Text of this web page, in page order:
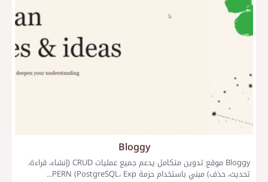
Bloggy
Bloggy موقع تدوين متكامل يدعم جميع عمليات CRUD (إنشاء، قراءة،
تحديث، حذف) مبني باستخدام حزمة PERN (PostgreSQL، Exp...